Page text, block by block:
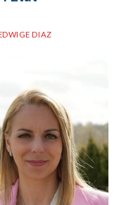
DIAZ